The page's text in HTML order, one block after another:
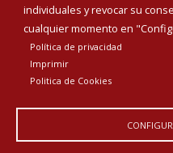
individuales y revocar su
cualquier momento en
Política de privacidad
Imprimir
Politica de Cookies